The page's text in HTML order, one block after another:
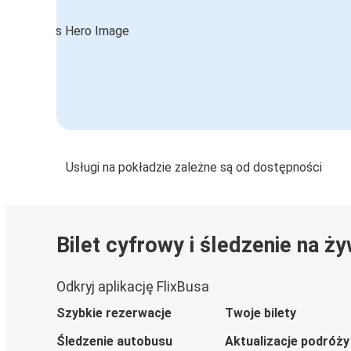
Usługi na pokładzie zależne są od dostępności
Bilet cyfrowy i śledzenie na
Odkryj aplikację FlixBusa
Szybkie rezerwacje
Twoje bilety
Śledzenie autobusu
Aktualizacje podróży